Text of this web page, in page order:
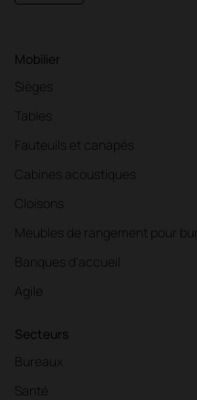
Mobilier
Sièges
Tables
Fauteuils et canapés
Cabines acoustiques
Cloisons
Meubles de rangement pour
Banques d'accueil
Agile
Secteurs
Bureaux
Santé